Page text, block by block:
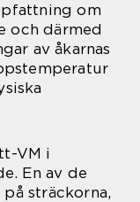
om
och därmed
av åkarnas
VM i
En av de
sträckorna,